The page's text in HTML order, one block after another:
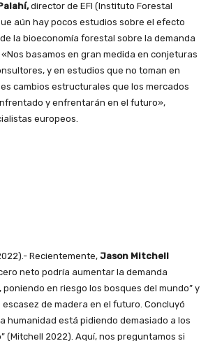
director de EFI (Instituto Forestal
aún hay pocos estudios sobre el efecto
la bioeconomía forestal sobre la demanda
basamos en gran medida en conjeturas
y en estudios que no toman en
cambios estructurales que los mercados
y enfrentarán en el futuro»,
europeos.
Recientemente, Jason Mitchell
neto podría aumentar la demanda
poniendo en riesgo los bosques del mundo” y
de madera en el futuro. Concluyó
humanidad está pidiendo demasiado a los
(Mitchell 2022). Aquí, nos preguntamos si